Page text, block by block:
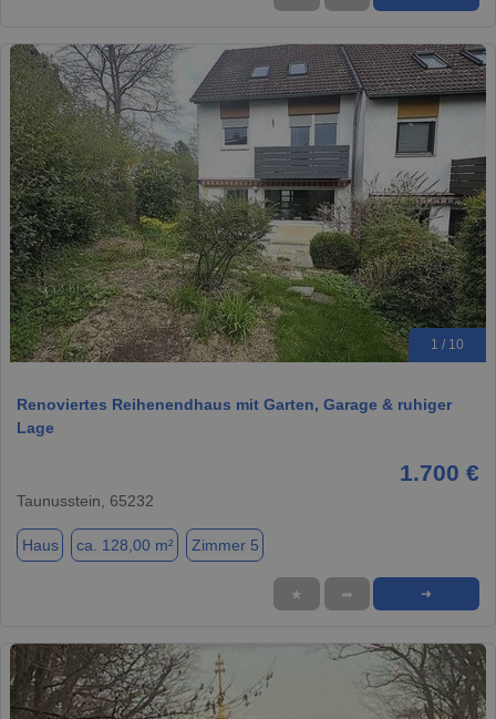
1 / 10
Renoviertes Reihenendhaus mit Garten, Garage & ruhiger
Lage
1.700 €
Taunusstein, 65232
Haus ca. 128,00 m² Zimmer 5
★ ➦ ➜